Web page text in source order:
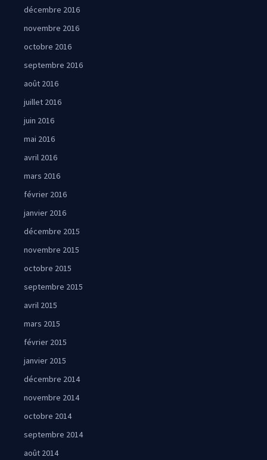
décembre 2016
novembre 2016
octobre 2016
septembre 2016
août 2016
juillet 2016
juin 2016
mai 2016
avril 2016
mars 2016
février 2016
janvier 2016
décembre 2015
novembre 2015
octobre 2015
septembre 2015
avril 2015
mars 2015
février 2015
janvier 2015
décembre 2014
novembre 2014
octobre 2014
septembre 2014
août 2014